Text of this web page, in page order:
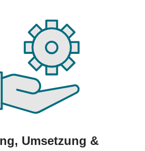
Umsetzung &